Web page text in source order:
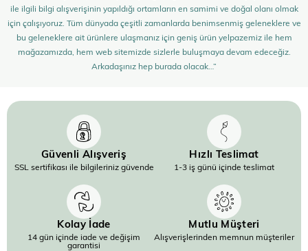
ile ilgili bilgi alışverişinin yapıldığı ortamların en samimi ve doğal olanı olmak
için çalışıyoruz. Tüm dünyada çeşitli zamanlarda benimsenmiş geleneklere ve
bu geleneklere ait ürünlere ulaşmanız için geniş ürün yelpazemiz ile hem
mağazamızda, hem web sitemizde sizlerle buluşmaya devam edeceğiz.
Arkadaşınız hep burada olacak…”
Güvenli Alışveriş
SSL sertifikası ile bilgileriniz güvende
Hızlı Teslimat
1-3 iş günü içinde teslimat
Kolay İade
14 gün içinde iade ve değişim
garantisi
Mutlu Müşteri
Alışverişlerinden memnun müşteriler